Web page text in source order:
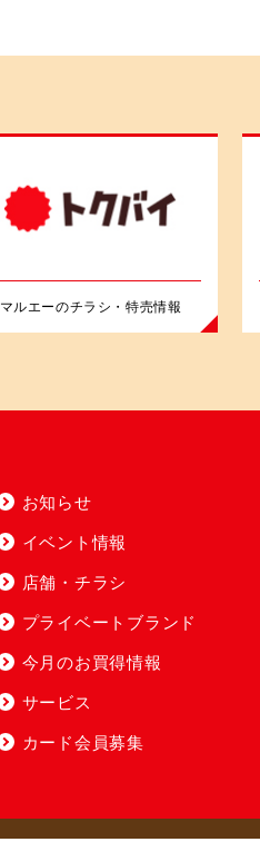
マルエーのチラシ・特売情報
お知らせ
イベント情報
店舗・チラシ
プライベートブランド
今月のお買得情報
サービス
カード会員募集